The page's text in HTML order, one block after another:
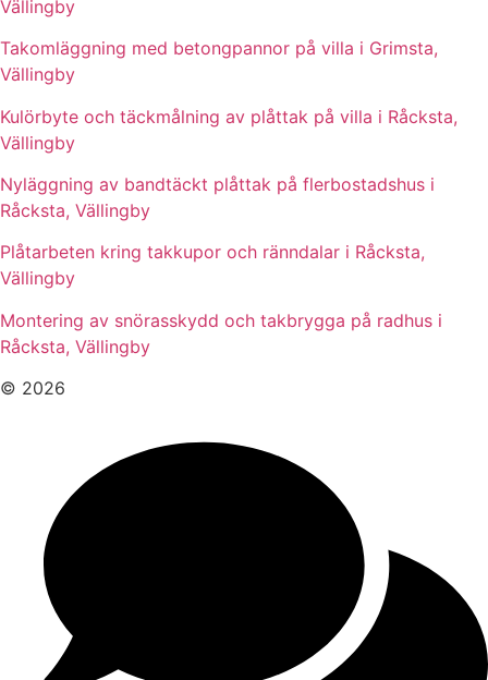
Vällingby
Takomläggning med betongpannor på villa i Grimsta,
Vällingby
Kulörbyte och täckmålning av plåttak på villa i Råcksta,
Vällingby
Nyläggning av bandtäckt plåttak på flerbostadshus i
Råcksta, Vällingby
Plåtarbeten kring takkupor och ränndalar i Råcksta,
Vällingby
Montering av snörasskydd och takbrygga på radhus i
Råcksta, Vällingby
© 2026